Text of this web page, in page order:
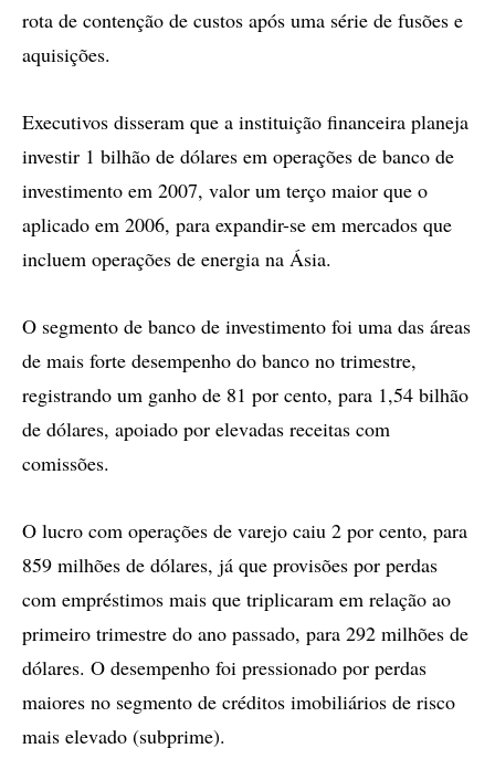
rota de contenção de custos após uma série de fusões e
aquisições.
Executivos disseram que a instituição financeira planeja
investir 1 bilhão de dólares em operações de banco de
investimento em 2007, valor um terço maior que o
aplicado em 2006, para expandir-se em mercados que
incluem operações de energia na Ásia.
O segmento de banco de investimento foi uma das áreas
de mais forte desempenho do banco no trimestre,
registrando um ganho de 81 por cento, para 1,54 bilhão
de dólares, apoiado por elevadas receitas com
comissões.
O lucro com operações de varejo caiu 2 por cento, para
859 milhões de dólares, já que provisões por perdas
com empréstimos mais que triplicaram em relação ao
primeiro trimestre do ano passado, para 292 milhões de
dólares. O desempenho foi pressionado por perdas
maiores no segmento de créditos imobiliários de risco
mais elevado (subprime).